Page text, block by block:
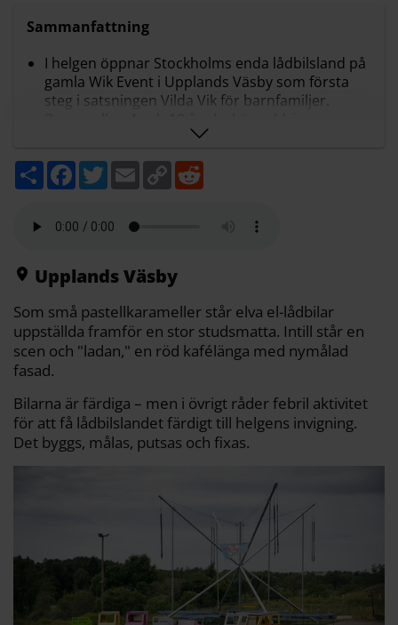
Sammanfattning
I helgen öppnar Stockholms enda lådbilsland på
gamla Wik Event i Upplands Väsby som första
steg i satsningen Vilda Vik för barnfamiljer.
lådbilar på en bana med skyltar och personal på
plats för att hålla körningen lugn och säker.
I verkstaden byggs fler fordon med delar från
elscootrar och inom några veckor ska
drift.
större äventyrspark där paintball på sikt kan
ersättas av linbanor och höghöjdsklättring.
Sammanfattningen är gjord med AI-stöd och granskad av
Mitt i:s redaktion
D
e
F
a
b
k
T
w
t
E
m
C
o
k
Upplands Väsby
Som små pastellkarameller står elva el-lådbilar
uppställda framför en stor studsmatta. Intill står en
scen och "ladan," en röd kafélänga med nymålad
fasad.
Bilarna är färdiga – men i övrigt råder febril aktivitet
för att få lådbilslandet färdigt till helgens invigning.
Det byggs, målas, putsas och fixas.